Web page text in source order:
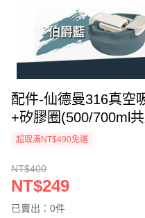
配件-仙德曼316真空
+矽膠圈(500/700ml
超取滿NT$490免運
NT$400
NT$249
已賣出：0件